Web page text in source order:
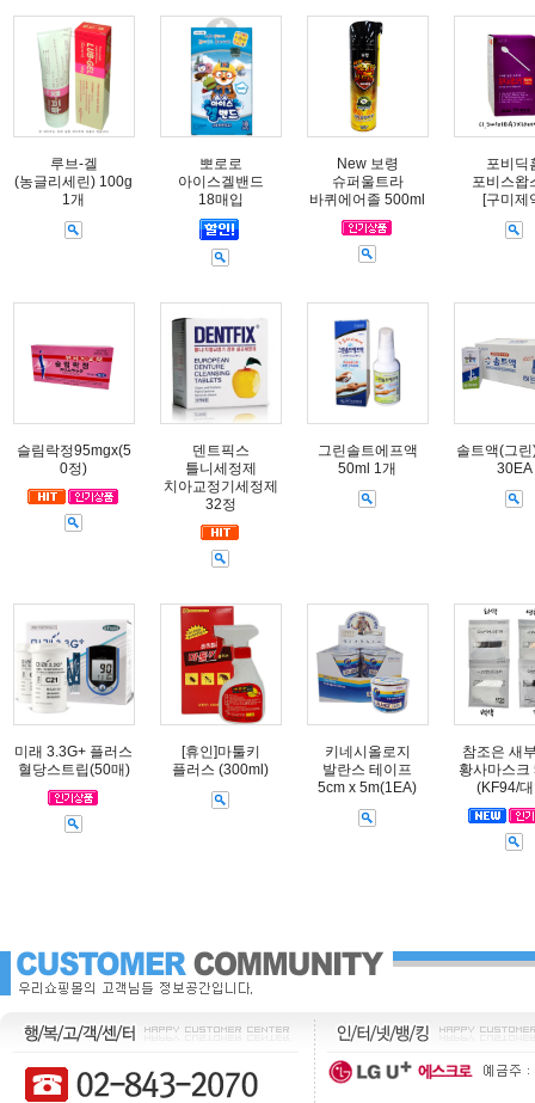
루브-겔
(농글리세린) 100g
1개
뽀로로
아이스겔밴드
18매입
New 보령
슈퍼울트라
바퀴에어졸 500ml
포비딕
포비스왑
[구미제
슬림락정95mgx(5
0정)
덴트픽스
틀니세정제
치아교정기세정제
32정
그린솔트에프액
50ml 1개
솔트액(그
30EA
미래 3.3G+ 플러스
혈당스트립(50매)
[휴인]마툴키
플러스 (300ml)
키네시올로지
발란스 테이프
5cm x 5m(1EA)
참조은 새
황사마스크
(KF94/